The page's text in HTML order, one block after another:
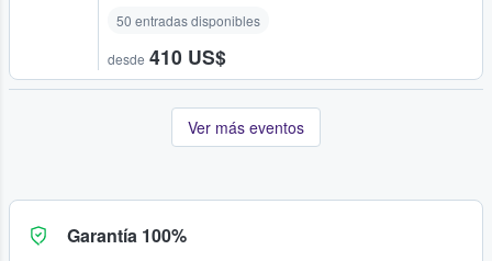
50 entradas disponibles
desde 410 US$
Ver más eventos
Garantía 100%